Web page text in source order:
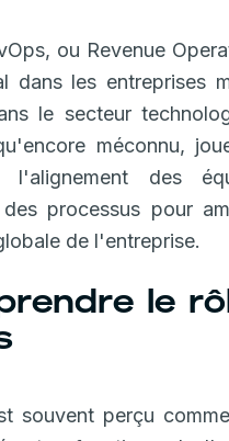
ou Revenue
dans les entreprises
le secteur
méconnu,
l'alignement des
processus pour
de l'entreprise.
le
souvent perçu